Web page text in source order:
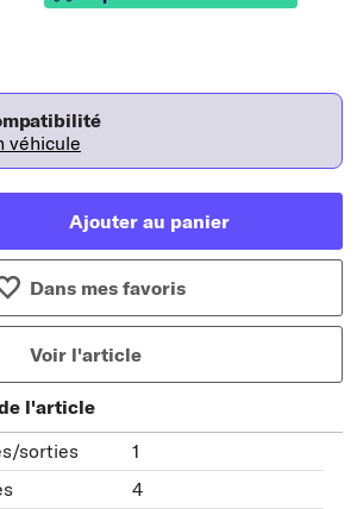
véhicule
Ajouter au panier
Dans mes favoris
Voir l'article
l'article
sorties
1
4